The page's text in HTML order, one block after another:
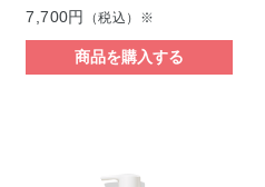
7,700円
（税込）※
商品を購入する